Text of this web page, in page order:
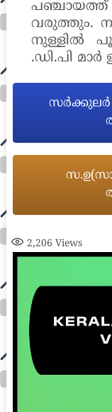
പഞ്ചായത്ത്
വരുത്തും.
നുള്ളിൽ
.ഡി.പി
സർക്കുലർ
2,206 Views